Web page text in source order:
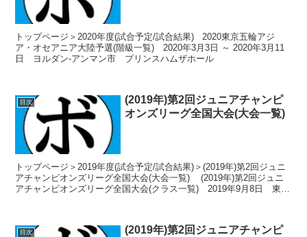
トップページ＞2020年度(試合予定/試合結果) 2020東京五輪アジ
ア・オセアニア大陸予選(階級一覧) 2020年3月3日 ～ 2020年3月11
日 ヨルダン-アンマン市 プリンスハムザホール
目次
(2019年)第2回ジュニアチャンピ
オンズリーグ全国大会(大会一覧)
トップページ＞2019年度(試合予定/試合結果)＞(2019年)第2回ジュニ
アチャンピオンズリーグ全国大会(大会一覧) (2019年)第2回ジュニ
アチャンピオンズリーグ全国大会(クラス一覧) 2019年9月8日 東京
目次
(2019年)第2回ジュニアチャンピ